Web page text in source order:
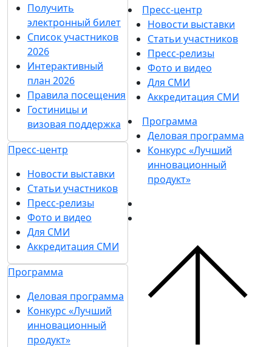
Получить
электронный билет
Список участников
2026
Интерактивный
план 2026
Правила посещения
Гостиницы и
визовая поддержка
Пресс-центр
Новости выставки
Статьи участников
Пресс-релизы
Фото и видео
Для СМИ
Аккредитация СМИ
Программа
Деловая программа
Конкурс «Лучший
инновационный
продукт»
Пресс-центр
Новости выставки
Статьи участников
Пресс-релизы
Фото и видео
Для СМИ
Аккредитация СМИ
Программа
Деловая программа
Конкурс «Лучший
инновационный
продукт»